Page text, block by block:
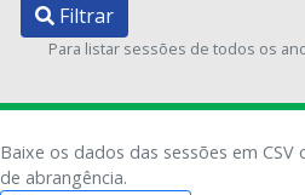
Filtrar
Para listar sessões de todos os
Baixe os dados das sessões em
de abrangência.